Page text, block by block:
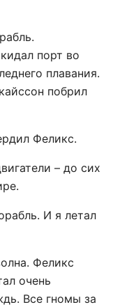
порт во
плавания.
побрил
Феликс.
– до сих
И я летал
Феликс
очень
Все гномы за